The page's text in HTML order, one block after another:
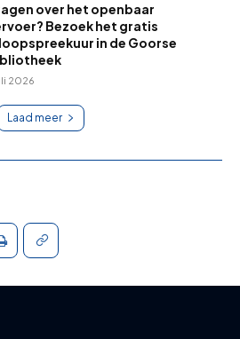
over het openbaar
Bezoek het gratis
in de Goorse
2026
Laad meer